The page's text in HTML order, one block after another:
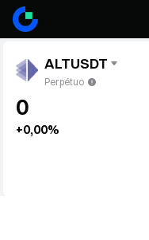
ALTUSDT
Perpétuo
0
+0,00%